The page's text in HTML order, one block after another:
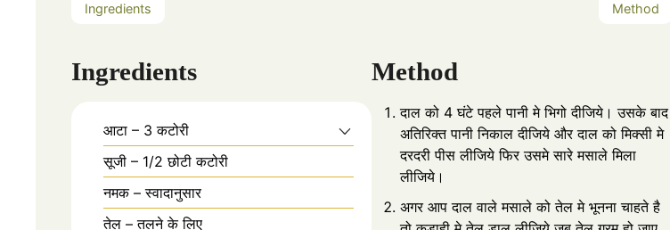
Ingredients Method
Ingredients
आटा – 3 कटोरी
सूजी – 1/2 छोटी कटोरी
नमक – स्वादानुसार
तेल – तलने के लिए
Method
दाल को 4 घंटे पहले पानी मे भिगो दीजिये। उसके बाद
अतिरिक्त पानी निकाल दीजिये और दाल को मिक्सी मे
दरदरी पीस लीजिये फिर उसमे सारे मसाले मिला
लीजिये।
अगर आप दाल वाले मसाले को तेल मे भूनना चाहते है